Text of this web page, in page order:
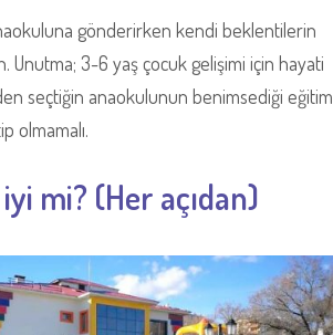
gönderirken kendi beklentilerin
Unutma; 3-6 yaş çocuk gelişimi için hayati
seçtiğin anaokulunun benimsediği eğitim
olmamalı.
mi? (Her açıdan)